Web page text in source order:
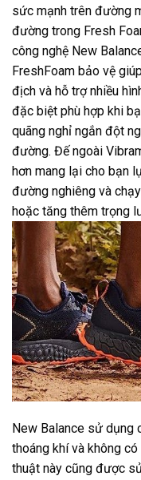
sức mạnh trên đường
đường trong Fresh
công nghệ New
FreshFoam bảo vệ
địch và hỗ trợ nhiều
đặc biệt phù hợp khi
quãng nghỉ ngắn đột
đường. Đế ngoài
hơn mang lại cho bạn
đường nghiêng và
hoặc tăng thêm trọng
New Balance sử dụng
thoáng khí và không
thuật này cũng được